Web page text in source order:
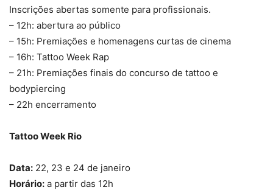
Inscrições abertas somente para profissionais.
– 12h: abertura ao público
– 15h: Premiações e homenagens curtas de cinema
– 16h: Tattoo Week Rap
– 21h: Premiações finais do concurso de tattoo e
bodypiercing
– 22h encerramento
Tattoo Week Rio
Data: 22, 23 e 24 de janeiro
Horário: a partir das 12h